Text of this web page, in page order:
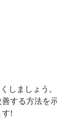
しましょう
する方法を
す!